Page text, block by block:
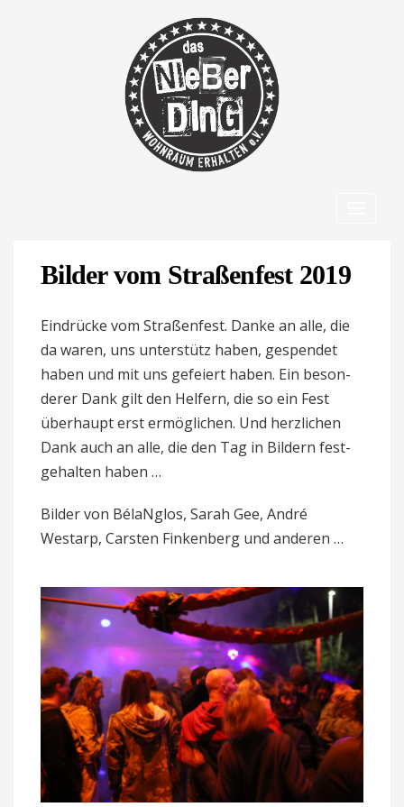
Bilder vom Stra­ßen­fest 2019
Ein­drücke vom Stra­ßen­fest. Danke an alle, die
da waren, uns unter­stütz haben, gespendet
haben und mit uns gefeiert haben. Ein beson­
derer Dank gilt den Hel­fern, die so ein Fest
über­haupt erst ermög­li­chen. Und herz­li­chen
Dank auch an alle, die den Tag in Bil­dern fest­
ge­halten haben …
Bilder von BélaNglos, Sarah Gee, André
Westarp, Carsten Fin­ken­berg und anderen …